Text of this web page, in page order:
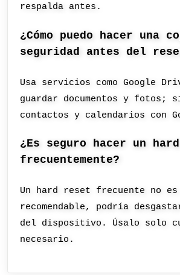
respalda antes.
¿Cómo puedo hacer una
seguridad antes del
Usa servicios como Google
guardar documentos y fotos;
contactos y calendarios con
¿Es seguro hacer un
frecuentemente?
Un hard reset frecuente no es
recomendable, podría
del dispositivo. Úsalo solo
necesario.